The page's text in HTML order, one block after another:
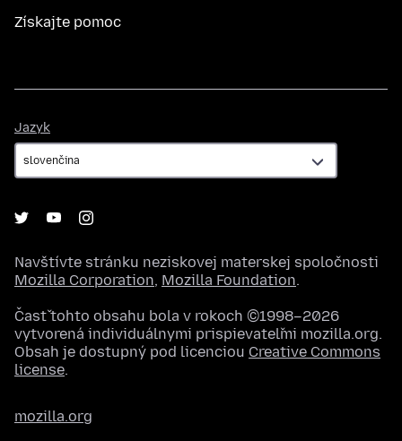
Získajte pomoc
Jazyk
Navštívte stránku neziskovej materskej spoločnosti
Mozilla Corporation, Mozilla Foundation.
Časť tohto obsahu bola v rokoch ©1998–2026
vytvorená individuálnymi prispievateľmi mozilla.org.
Obsah je dostupný pod licenciou Creative Commons
license.
mozilla.org